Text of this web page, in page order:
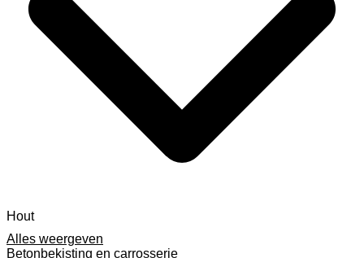
Alles weergeven
Betonbekisting en carrosserie
Hout